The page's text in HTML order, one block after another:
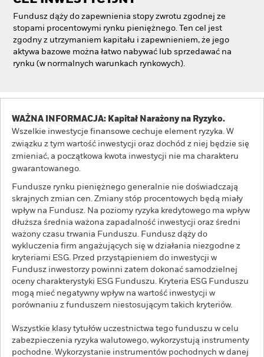
Fundusz dąży do zapewnienia stopy zwrotu zgodnej ze
stopami procentowymi rynku pieniężnego. Ten cel jest
zgodny z utrzymaniem kapitału i zapewnieniem, że jego
aktywa bazowe można łatwo nabywać lub sprzedawać na
rynku (w normalnych warunkach rynkowych).
WAŻNA INFORMACJA: Kapitał Narażony na Ryzyko.
Wszelkie inwestycje finansowe cechuje element ryzyka. W
związku z tym wartość inwestycji oraz dochód z niej będzie się
zmieniać, a początkowa kwota inwestycji nie ma charakteru
gwarantowanego.
Fundusze rynku pieniężnego generalnie nie doświadczają
skrajnych zmian cen. Zmiany stóp procentowych będą miały
wpływ na Fundusz. Na poziomy ryzyka kredytowego ma wpływ
dłuższa średnia ważona zapadalność inwestycji oraz średni
ważony czasu trwania Funduszu. Fundusz dąży do
wykluczenia firm angażujących się w działania niezgodne z
kryteriami ESG. Przed przystąpieniem do inwestycji w
Fundusz inwestorzy powinni zatem dokonać samodzielnej
oceny charakterystyki ESG Funduszu. Kryteria ESG Funduszu
mogą mieć negatywny wpływ na wartość inwestycji w
porównaniu z funduszem niestosującym takich kryteriów.
Wszystkie klasy tytułów uczestnictwa tego funduszu w celu
zabezpieczenia ryzyka walutowego, wykorzystują instrumenty
pochodne. Wykorzystanie instrumentów pochodnych w danej